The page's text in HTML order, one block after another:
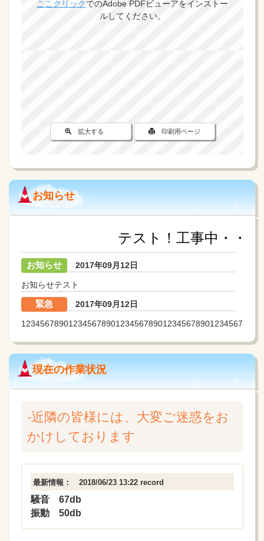
ここクリックでのAdobe PDFビューアをインストー
ルしてください。
拡大する 印刷用ページ
お知らせ
テスト！工事中・・・
お知らせ 2017年09月12日
お知らせテスト
緊急 2017年09月12日
現在の作業状況
-近隣の皆様には、大変ご迷惑をお
かけしております
最新情報： 2018/06/23 13:22 record
騒音 67db
振動 50db